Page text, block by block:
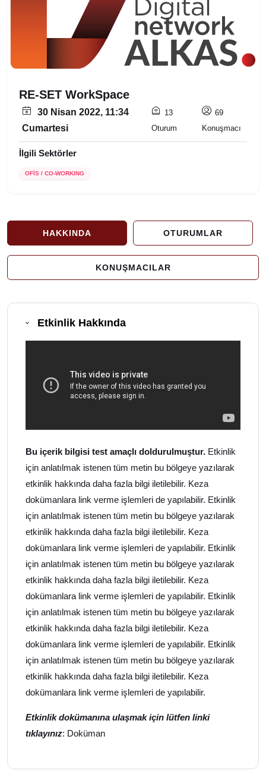
RE-SET WorkSpace
30 Nisan 2022, 11:34
Cumartesi
13
Oturum
69
Konuşmacı
İlgili Sektörler
OFİS / CO-WORKING
HAKKINDA OTURUMLAR
KONUŞMACILAR
Etkinlik Hakkında
Bu içerik bilgisi test amaçlı doldurulmuştur. Etkinlik
için anlatılmak istenen tüm metin bu bölgeye yazılarak
etkinlik hakkında daha fazla bilgi iletilebilir. Keza
dokümanlara link verme işlemleri de yapılabilir. Etkinlik
için anlatılmak istenen tüm metin bu bölgeye yazılarak
etkinlik hakkında daha fazla bilgi iletilebilir. Keza
dokümanlara link verme işlemleri de yapılabilir. Etkinlik
için anlatılmak istenen tüm metin bu bölgeye yazılarak
etkinlik hakkında daha fazla bilgi iletilebilir. Keza
dokümanlara link verme işlemleri de yapılabilir. Etkinlik
için anlatılmak istenen tüm metin bu bölgeye yazılarak
etkinlik hakkında daha fazla bilgi iletilebilir. Keza
dokümanlara link verme işlemleri de yapılabilir. Etkinlik
için anlatılmak istenen tüm metin bu bölgeye yazılarak
etkinlik hakkında daha fazla bilgi iletilebilir. Keza
dokümanlara link verme işlemleri de yapılabilir.
Etkinlik dokümanına ulaşmak için lütfen linki
tıklayınız: Doküman